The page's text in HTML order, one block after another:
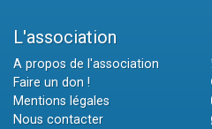
L'association
A propos de l'association
Faire un don !
Mentions légales
Nous contacter